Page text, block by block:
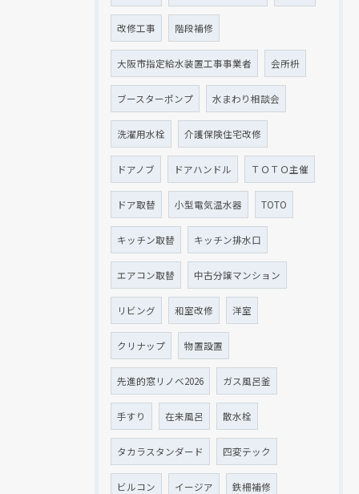
改修工事 階段補修
大阪市指定給水装置工事事業者 会所枡
ブースターポンプ 水まわり相談会
洗濯用水栓 介護保険住宅改修
ドアノブ ドアハンドル ＴＯＴＯ主催
ドア取替 小型電気温水器 TOTO
キッチン取替 キッチン排水口
エアコン取替 中古分譲マンション
リビング 和室改修 洋室
クリナップ 物置設置
先進的窓リノベ2026 ガス風呂釜
手すり 在来風呂 散水栓
タカラスタンダード 四変テック
ビルコン イージア 鉄柵補修